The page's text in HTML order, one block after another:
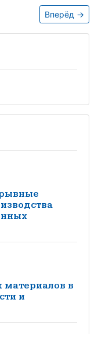
Вперёд →
материалов в
и